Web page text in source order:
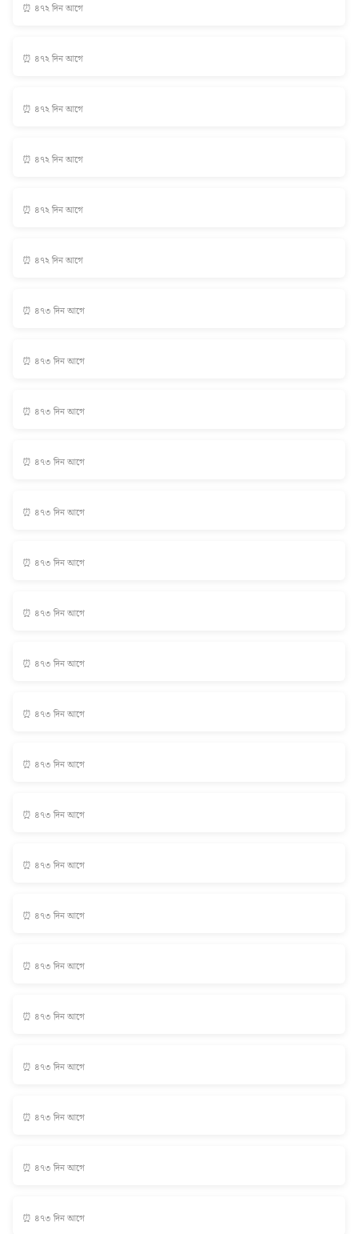
⏰ ৪৭২ দিন আগে
⏰ ৪৭২ দিন আগে
⏰ ৪৭২ দিন আগে
⏰ ৪৭২ দিন আগে
⏰ ৪৭২ দিন আগে
⏰ ৪৭২ দিন আগে
⏰ ৪৭৩ দিন আগে
⏰ ৪৭৩ দিন আগে
⏰ ৪৭৩ দিন আগে
⏰ ৪৭৩ দিন আগে
⏰ ৪৭৩ দিন আগে
⏰ ৪৭৩ দিন আগে
⏰ ৪৭৩ দিন আগে
⏰ ৪৭৩ দিন আগে
⏰ ৪৭৩ দিন আগে
⏰ ৪৭৩ দিন আগে
⏰ ৪৭৩ দিন আগে
⏰ ৪৭৩ দিন আগে
⏰ ৪৭৩ দিন আগে
⏰ ৪৭৩ দিন আগে
⏰ ৪৭৩ দিন আগে
⏰ ৪৭৩ দিন আগে
⏰ ৪৭৩ দিন আগে
⏰ ৪৭৩ দিন আগে
⏰ ৪৭৩ দিন আগে